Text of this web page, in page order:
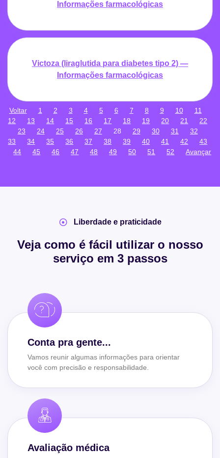
Informações farmacológicas
Victoza (liraglutida para diabetes tipo 2) —
Informações farmacológicas
Voltar 1 2 3 4 5 6 7 8 9 10
11
12
13 14 15 16 17 18 19 20 21
22
23
24 25 26 27 28 29 30 31
32
33
34 35 36 37 38 39 40 41 42
43
44
45 46 47 48 49 50 51 52 Avançar
Liberdade e praticidade
Veja como é fácil utilizar o nosso
serviço em 3 passos
Conta pra gente...
Vamos reunir algumas informações para orientar
você com precisão e responsabilidade.
Avaliação médica